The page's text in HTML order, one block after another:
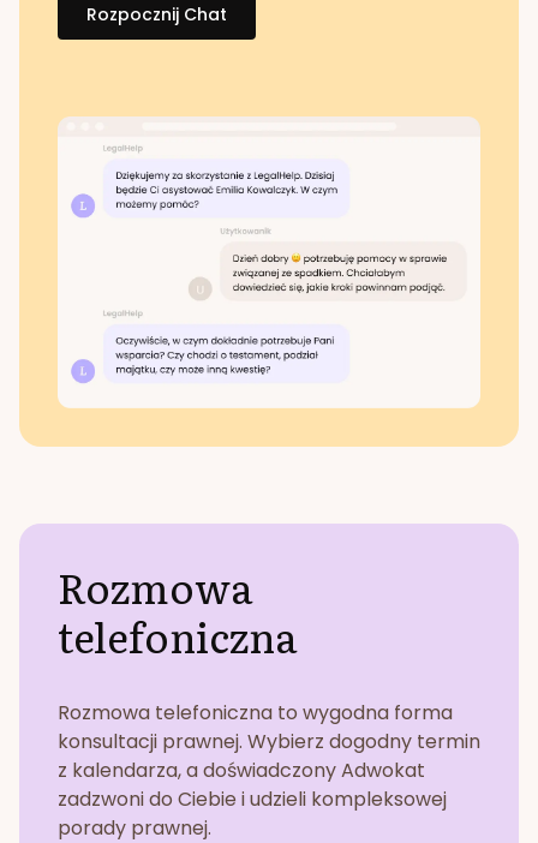
Rozpocznij Chat
Rozmowa
telefoniczna
Rozmowa telefoniczna to wygodna forma
konsultacji prawnej. Wybierz dogodny termin
z kalendarza, a doświadczony Adwokat
zadzwoni do Ciebie i udzieli kompleksowej
porady prawnej.